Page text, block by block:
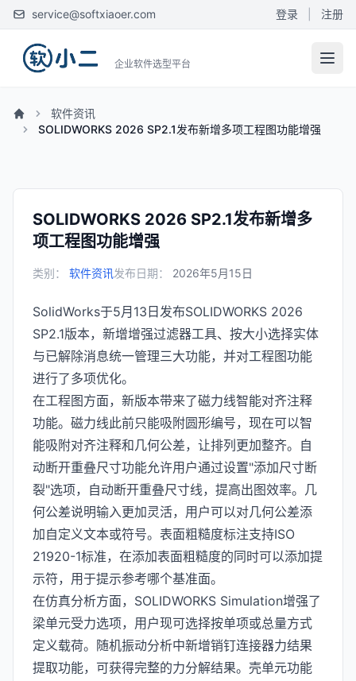
service@softxiaoer.com 登录 注册
企业软件选型平台
软件资讯
SOLIDWORKS 2026 SP2.1发布新增多项工程图功能增强
SOLIDWORKS 2026 SP2.1发布新增多
项工程图功能增强
类别： 软件资讯发布日期： 2026年5月15日
SolidWorks于5月13日发布SOLIDWORKS 2026
SP2.1版本，新增增强过滤器工具、按大小选择实体
与已解除消息统一管理三大功能，并对工程图功能
进行了多项优化。
在工程图方面，新版本带来了磁力线智能对齐注释
功能。磁力线此前只能吸附圆形编号，现在可以智
能吸附对齐注释和几何公差，让排列更加整齐。自
动断开重叠尺寸功能允许用户通过设置"添加尺寸断
裂"选项，自动断开重叠尺寸线，提高出图效率。几
何公差说明输入更加灵活，用户可以对几何公差添
加自定义文本或符号。表面粗糙度标注支持ISO
21920-1标准，在添加表面粗糙度的同时可以添加提
示符，用于提示参考哪个基准面。
在仿真分析方面，SOLIDWORKS Simulation增强了
梁单元受力选项，用户现可选择按单项或总量方式
定义载荷。随机振动分析中新增销钉连接器力结果
提取功能，可获得完整的力分解结果。壳单元功能